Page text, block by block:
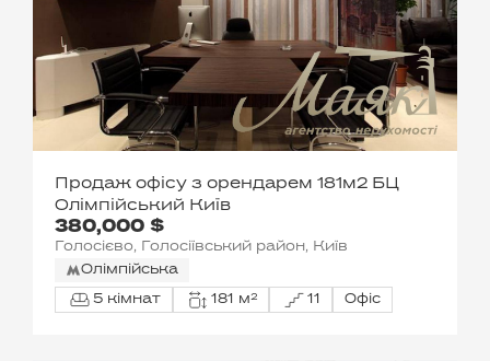
380,000 $
Продаж офісу з орендарем 181м2 БЦ
Олімпійський Київ
Голосієво, Голосіївський район, Київ
Олімпійська
5 кімнат 181 м² 11 Офіс